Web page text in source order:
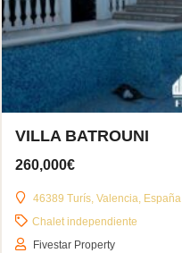
VILLA BATROUNI
260,000€
46389 Turís, Valencia, España
Chalet independiente
Fivestar Property